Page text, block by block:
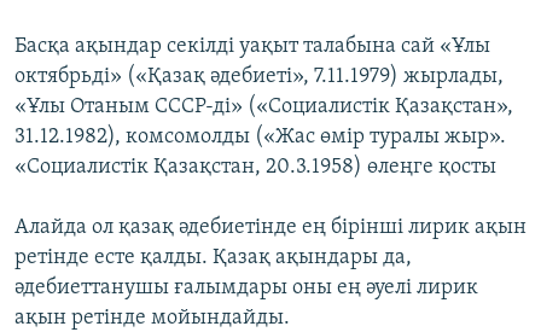
Басқа ақындар секілді уақыт талабына сай «Ұлы
октябрьді» («Қазақ әдебиеті», 7.11.1979) жырлады,
«Ұлы Отаным СССР-ді» («Социалистік Қазақстан»,
31.12.1982), комсомолды («Жас өмір туралы жыр».
«Социалистік Қазақстан, 20.3.1958) өлеңге қосты
Алайда ол қазақ әдебиетінде ең бірінші лирик ақын
ретінде есте қалды. Қазақ ақындары да,
әдебиеттанушы ғалымдары оны ең әуелі лирик
ақын ретінде мойындайды.